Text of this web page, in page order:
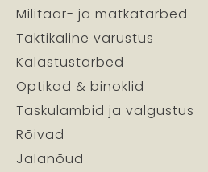
Militaar- ja matkatarbed
Taktikaline varustus
Kalastustarbed
Optikad & binoklid
Taskulambid ja valgustus
Rõivad
Jalanõud